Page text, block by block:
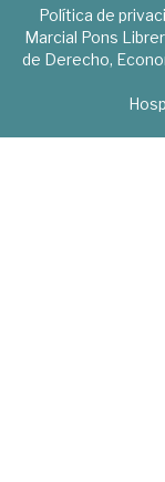
Política de
Marcial Pons
de Derecho,